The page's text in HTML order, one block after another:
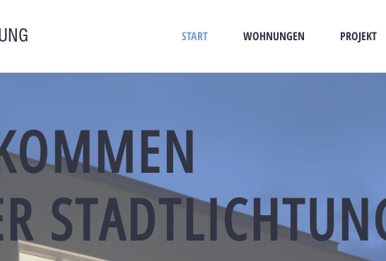
START WOHNUNGEN PROJEKT